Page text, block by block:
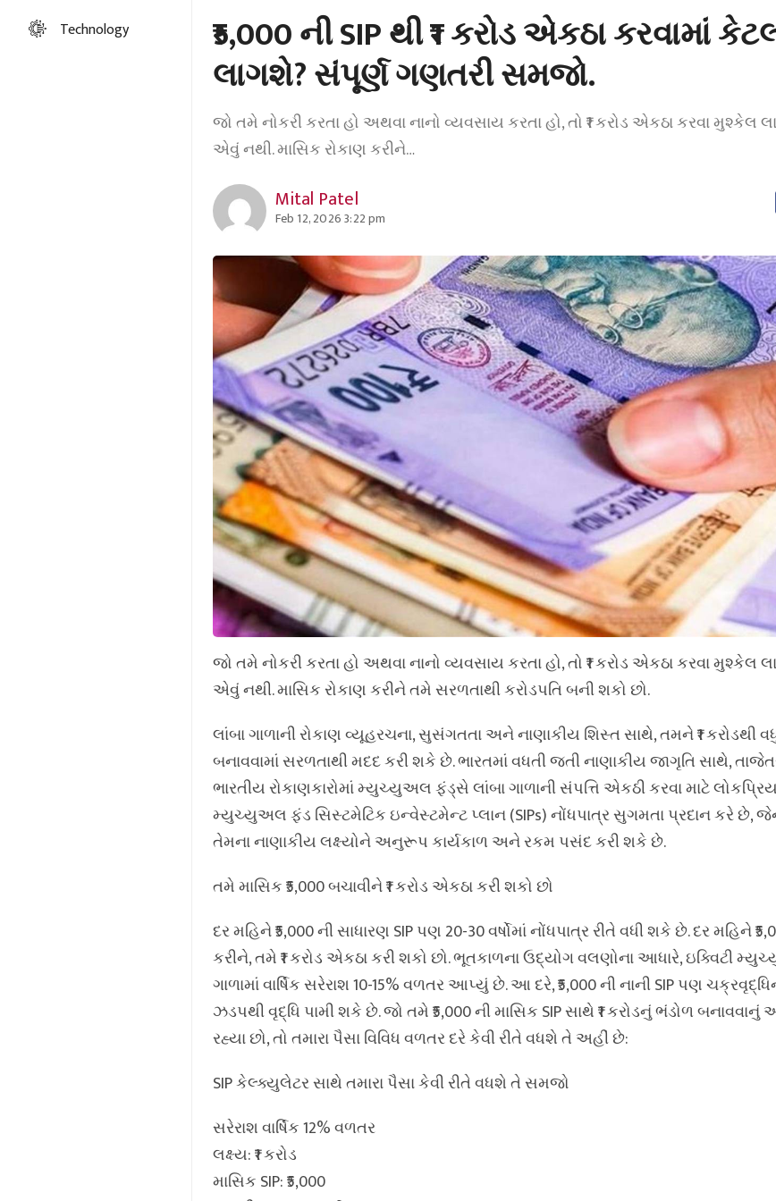
Technology
₹5,000 ની SIP થી ₹1 કરોડ એકઠા કરવામાં
લાગશે? સંપૂર્ણ ગણતરી સમજો.
જો તમે નોકરી કરતા હો અથવા નાનો વ્યવસાય કરતા હો, તો ₹1 કરોડ એકઠા કરવા મુશ્કેલ
એવું નથી. માસિક રોકાણ કરીને…
Mital Patel
Feb 12, 2026 3:22 pm
જો તમે નોકરી કરતા હો અથવા નાનો વ્યવસાય કરતા હો, તો ₹1 કરોડ એકઠા કરવા મુશ્કેલ
એવું નથી. માસિક રોકાણ કરીને તમે સરળતાથી કરોડપતિ બની શકો છો.
લાંબા ગાળાની રોકાણ વ્યૂહરચના, સુસંગતતા અને નાણાકીય શિસ્ત સાથે, તમને ₹1 કરોડથી
બનાવવામાં સરળતાથી મદદ કરી શકે છે. ભારતમાં વધતી જતી નાણાકીય જાગૃતિ સાથે,
ભારતીય રોકાણકારોમાં મ્યુચ્યુઅલ ફંડ્સે લાંબા ગાળાની સંપત્તિ એકઠી કરવા માટે
મ્યુચ્યુઅલ ફંડ સિસ્ટમેટિક ઇન્વેસ્ટમેન્ટ પ્લાન (SIPs) નોંધપાત્ર સુગમતા પ્રદાન કરે છે,
તેમના નાણાકીય લક્ષ્યોને અનુરૂપ કાર્યકાળ અને રકમ પસંદ કરી શકે છે.
તમે માસિક ₹5,000 બચાવીને ₹1 કરોડ એકઠા કરી શકો છો
દર મહિને ₹5,000 ની સાધારણ SIP પણ 20-30 વર્ષોમાં નોંધપાત્ર રીતે વધી શકે છે. દર મહિને
કરીને, તમે ₹1 કરોડ એકઠા કરી શકો છો. ભૂતકાળના ઉદ્યોગ વલણોના આધારે, ઇક્વિટી
ગાળામાં વાર્ષિક સરેરાશ 10-15% વળતર આપ્યું છે. આ દરે, ₹5,000 ની નાની SIP પણ
ઝડપથી વૃદ્ધિ પામી શકે છે. જો તમે ₹5,000 ની માસિક SIP સાથે ₹1 કરોડનું ભંડોળ
રહ્યા છો, તો તમારા પૈસા વિવિધ વળતર દરે કેવી રીતે વધશે તે અહીં છે:
SIP કેલ્ક્યુલેટર સાથે તમારા પૈસા કેવી રીતે વધશે તે સમજો
સરેરાશ વાર્ષિક 12% વળતર
લક્ષ્ય: ₹1 કરોડ
માસિક SIP: ₹5,000